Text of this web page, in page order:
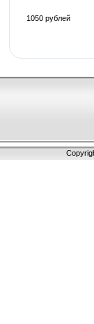
1050 рублей